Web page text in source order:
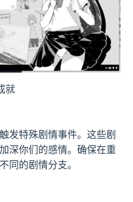
就
发特殊剧情事件。这些剧
深你们的感情。确保在重
同的剧情分支。